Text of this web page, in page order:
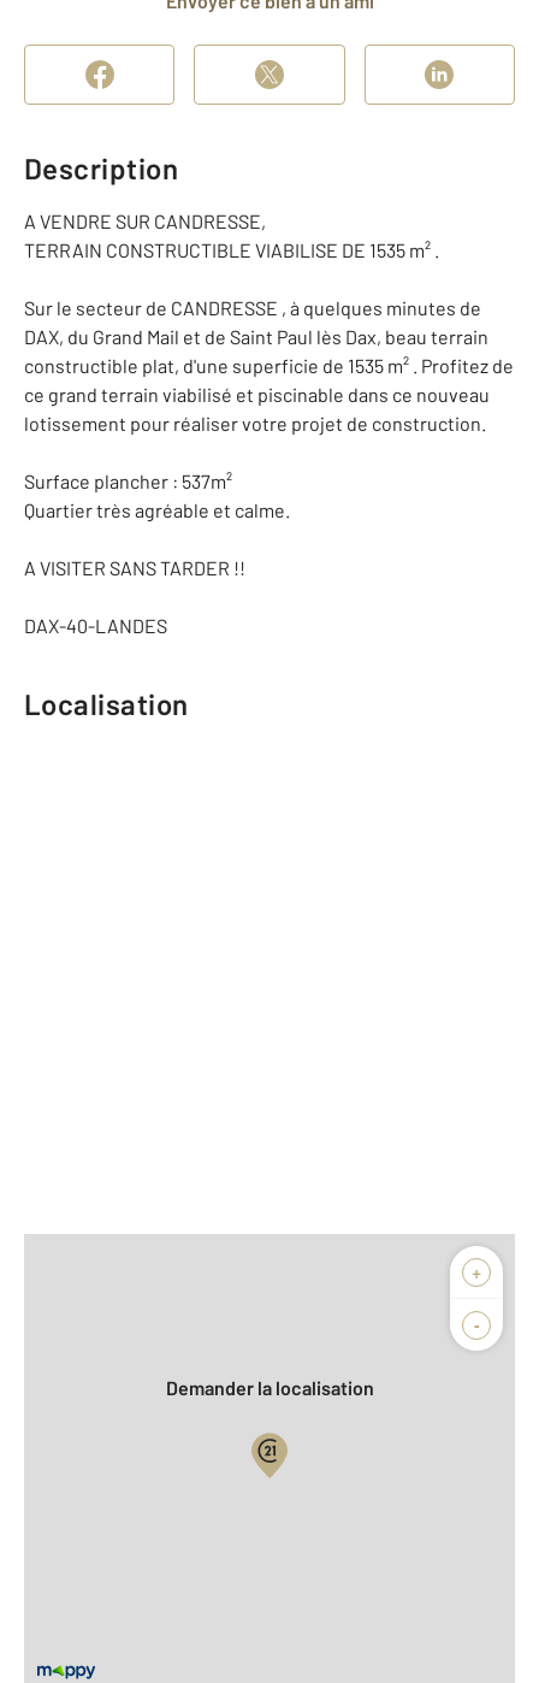
Description
A VENDRE SUR CANDRESSE,
TERRAIN CONSTRUCTIBLE VIABILISE DE 1535 m² .
Sur le secteur de CANDRESSE , à quelques minutes de
DAX, du Grand Mail et de Saint Paul lès Dax, beau terrain
constructible plat, d'une superficie de 1535 m² . Profitez de
ce grand terrain viabilisé et piscinable dans ce nouveau
lotissement pour réaliser votre projet de construction.
Surface plancher : 537m²
Quartier très agréable et calme.
A VISITER SANS TARDER !!
DAX-40-LANDES
Localisation
+
-
Biens vendus
Demander la localisation
Général